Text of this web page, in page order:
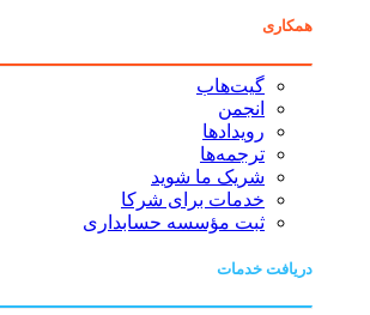
همکاری
گیت‌هاب
انجمن
رویدادها
ترجمه‌ها
شریک ما شوید
خدمات برای شرکا
ثبت مؤسسه حسابداری
دریافت خدمات